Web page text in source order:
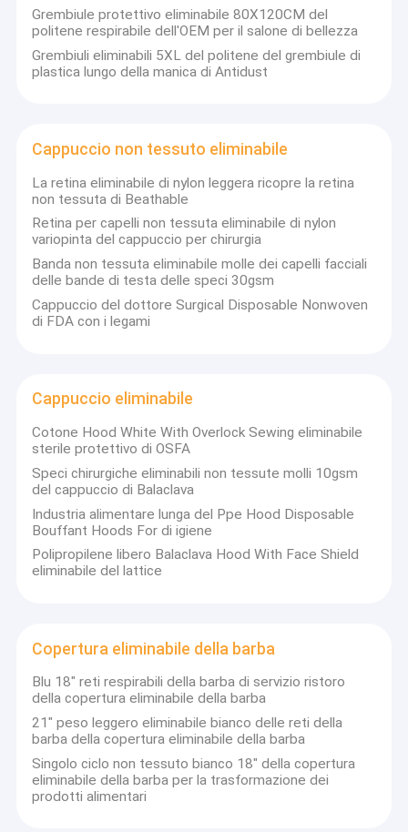
Casa
Video
Circa noi
Giro della fabbrica
Controllo di qualità
Contattici
Tuta protettiva eliminabile
Tute mediche eliminabili
Maschera di protezione eliminabile
Grembiule protettivo eliminabile 80X120CM del
politene respirabile dell'OEM per il salone di bellezza
Grembiuli eliminabili 5XL del politene del grembiule di
plastica lungo della manica di Antidust
Cappuccio non tessuto eliminabile
La retina eliminabile di nylon leggera ricopre la retina
non tessuta di Beathable
Retina per capelli non tessuta eliminabile di nylon
variopinta del cappuccio per chirurgia
Banda non tessuta eliminabile molle dei capelli facciali
delle bande di testa delle speci 30gsm
Cappuccio del dottore Surgical Disposable Nonwoven
di FDA con i legami
Cappuccio eliminabile
Cotone Hood White With Overlock Sewing eliminabile
sterile protettivo di OSFA
Speci chirurgiche eliminabili non tessute molli 10gsm
del cappuccio di Balaclava
Industria alimentare lunga del Ppe Hood Disposable
Bouffant Hoods For di igiene
Polipropilene libero Balaclava Hood With Face Shield
eliminabile del lattice
Copertura eliminabile della barba
Blu 18" reti respirabili della barba di servizio ristoro
della copertura eliminabile della barba
21" peso leggero eliminabile bianco delle reti della
barba della copertura eliminabile della barba
Singolo ciclo non tessuto bianco 18" della copertura
eliminabile della barba per la trasformazione dei
prodotti alimentari
esportazione di prodotti protettivi monouso non
tessuti e di plastica secondo il sistema di
qualità ISO9001-2008.La nostra gamma di
prodotti è ampia e innovativaLe potenti capacità
di produzione di 60X40H ¢ al mese ci
permettono di fornire facilmente prodotti
personalizzati per soddisfare le vostre
esigenze.I nostri diversi prodotti non tessuti e
di plastica forniscono una vasta gamma di
laboratorio, ecc. La nostra gamma di prodotti
principali è costituita da:Categoria I SPP di
base, SMS, SPP/PE, SPP/CPE, PE, CPE, PVC,
PU, ecc. prodotti come tute, cappotti da
laboratorio, abiti chirurgici, grembiuli, coperture
per scarpe, coperture per maniche, cappelli,
maschere, ecc.Il nostro obiettivo è quello di
mantenere lo sviluppo costante in ogni